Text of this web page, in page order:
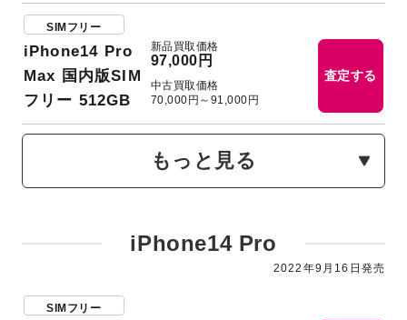
SIMフリー
iPhone14 Pro
Max 国内版SIM
フリー 512GB
新品買取価格
97,000円
中古買取価格
70,000円～91,000円
査定する
もっと見る
iPhone14 Pro
2022年9⽉16日発売
SIMフリー